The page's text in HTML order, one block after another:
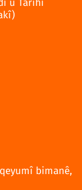
bimanê,